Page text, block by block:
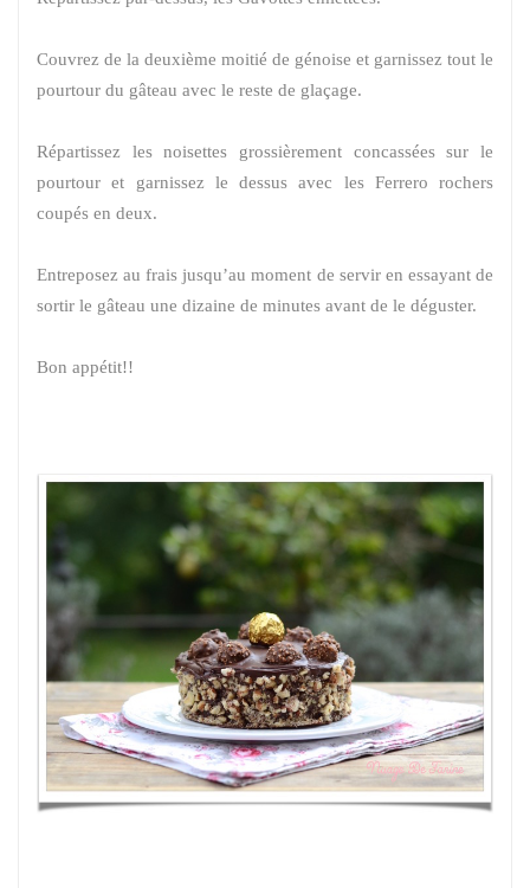
Couvrez de la deuxième moitié de génoise et garnissez tout le
pourtour du gâteau avec le reste de glaçage.
Répartissez les noisettes grossièrement concassées sur le
pourtour et garnissez le dessus avec les Ferrero rochers
coupés en deux.
Entreposez au frais jusqu’au moment de servir en essayant de
sortir le gâteau une dizaine de minutes avant de le déguster.
Bon appétit!!